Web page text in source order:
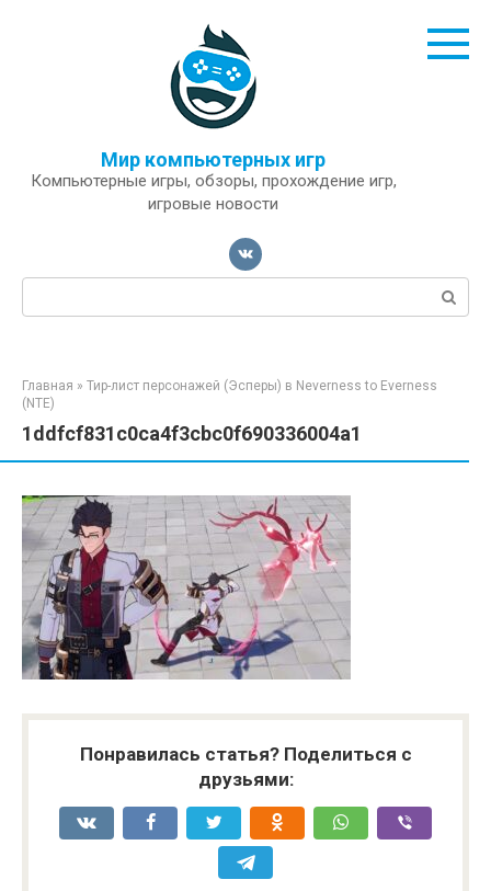
Мир компьютерных игр
Компьютерные игры, обзоры, прохождение игр,
игровые новости
Поиск:
Главная » Тир-лист персонажей (Эсперы) в Neverness to Everness
(NTE)
1ddfcf831c0ca4f3cbc0f690336004a1
Понравилась статья? Поделиться с
друзьями: